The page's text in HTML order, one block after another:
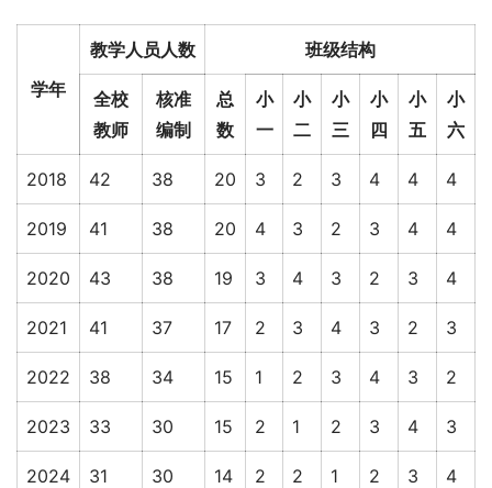
学年
教学人员人数 班级结构
全校
教师
核准
编制
总
数
小
一
小
二
小
三
小
四
小
五
小
六
2018 42 38 20 3 2 3 4 4 4
2019 41 38 20 4 3 2 3 4 4
2020 43 38 19 3 4 3 2 3 4
2021 41 37 17 2 3 4 3 2 3
2022 38 34 15 1 2 3 4 3 2
2023 33 30 15 2 1 2 3 4 3
2024 31 30 14 2 2 1 2 3 4